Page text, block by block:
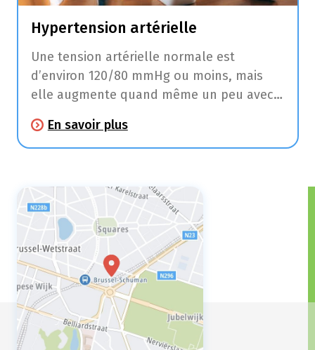
Hypertension artérielle
Une tension artérielle normale est
d’environ 120/80 mmHg ou moins, mais
elle augmente quand même un peu avec
mmHg, on parle d’hypertension ou de
tension artérielle excessive.
En savoir plus